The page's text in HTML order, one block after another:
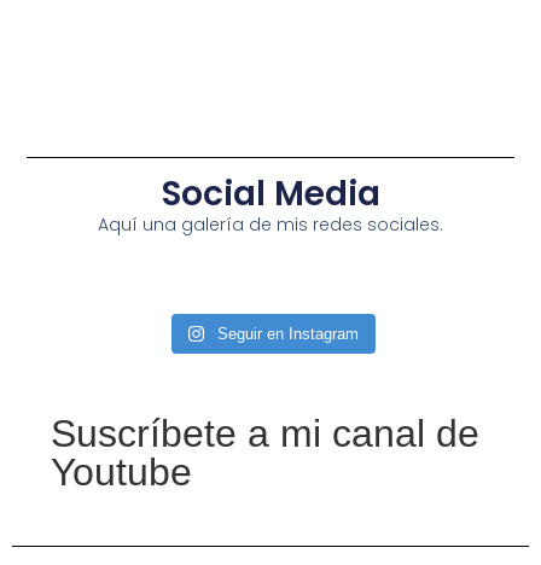
Social Media
Aquí una galería de mis redes sociales.
Seguir en Instagram
Suscríbete a mi canal de
Youtube